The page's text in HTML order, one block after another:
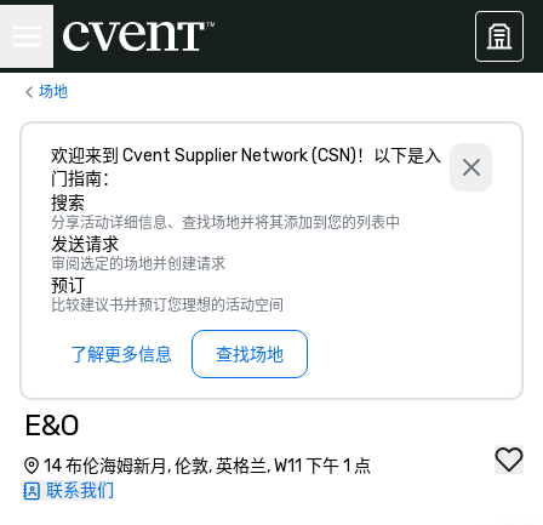
场地
欢迎来到 Cvent Supplier Network (CSN)！以下是入
门指南：
搜索
分享活动详细信息、查找场地并将其添加到您的列表中
发送请求
审阅选定的场地并创建请求
预订
比较建议书并预订您理想的活动空间
了解更多信息 查找场地
E&O
14 布伦海姆新月, 伦敦, 英格兰, W11 下午 1 点
联系我们